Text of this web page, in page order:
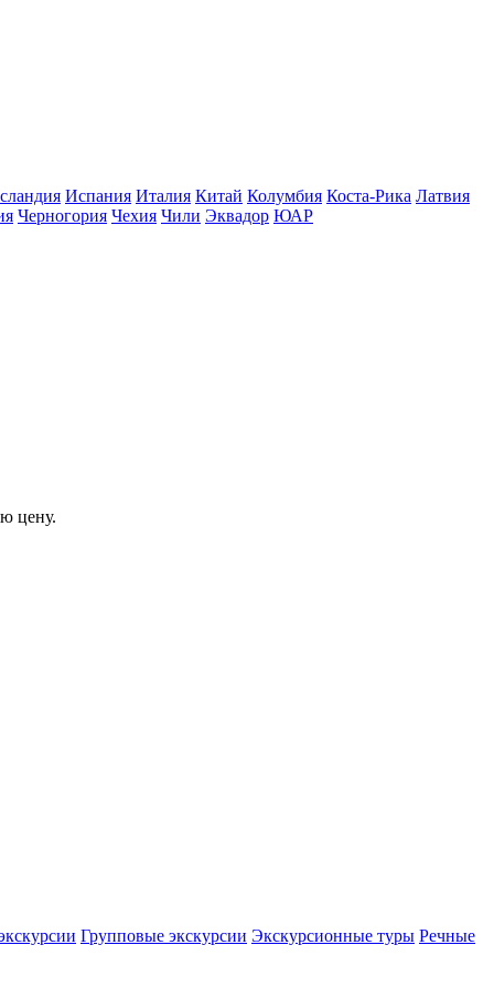
Испания Италия Китай Колумбия Коста-Рика Латвия
Черногория Чехия Чили Эквадор ЮАР
цену.
Групповые экскурсии Экскурсионные туры Речные